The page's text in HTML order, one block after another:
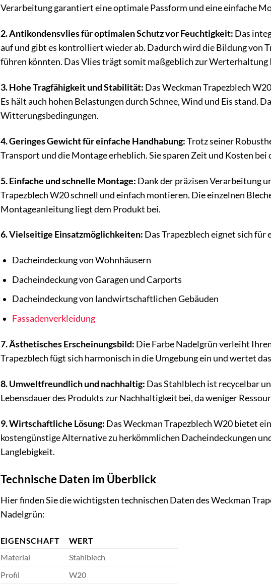
Verarbeitung garantiert eine optimale Passform und eine einfache
2. Antikondensvlies für optimalen Schutz vor Feuchtigkeit: Das
auf und gibt es kontrolliert wieder ab. Dadurch wird die Bildung von
führen könnten. Das Vlies trägt somit maßgeblich zur
3. Hohe Tragfähigkeit und Stabilität: Das Weckman Trapezblech
Es hält auch hohen Belastungen durch Schnee, Wind und Eis stand.
Witterungsbedingungen.
4. Geringes Gewicht für einfache Handhabung:Trotz seiner
Transport und die Montage erheblich. Sie sparen Zeit und Kosten
5. Einfache und schnelle Montage: Dank der präzisen Verarbeitung
Trapezblech W20 schnell und einfach montieren. Die einzelnen
Montageanleitung liegt dem Produkt bei.
6. Vielseitige Einsatzmöglichkeiten: Das Trapezblech eignet sich für
Dacheindeckung von Wohnhäusern
Dacheindeckung von Garagen und Carports
Dacheindeckung von landwirtschaftlichen Gebäuden
Fassadenverkleidung
7. Ästhetisches Erscheinungsbild: Die Farbe Nadelgrün verleiht
Trapezblech fügt sich harmonisch in die Umgebung ein und wertet
8. Umweltfreundlich und nachhaltig: Das Stahlblech ist recycelbar
Lebensdauer des Produkts zur Nachhaltigkeit bei, da weniger
9. Wirtschaftliche Lösung: Das Weckman Trapezblech W20 bietet
kostengünstige Alternative zu herkömmlichen Dacheindeckungen
Langlebigkeit.
Technische Daten im Überblick
Hier finden Sie die wichtigsten technischen Daten des Weckman
Nadelgrün:
EIGENSCHAFT
WERT
Material
Stahlblech
Profil
W20